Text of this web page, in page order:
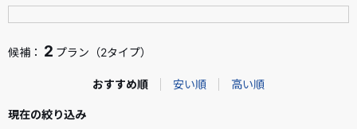
現在の絞り込み
候補： 2 プラン（2タイプ）
おすすめ順 安い順 高い順